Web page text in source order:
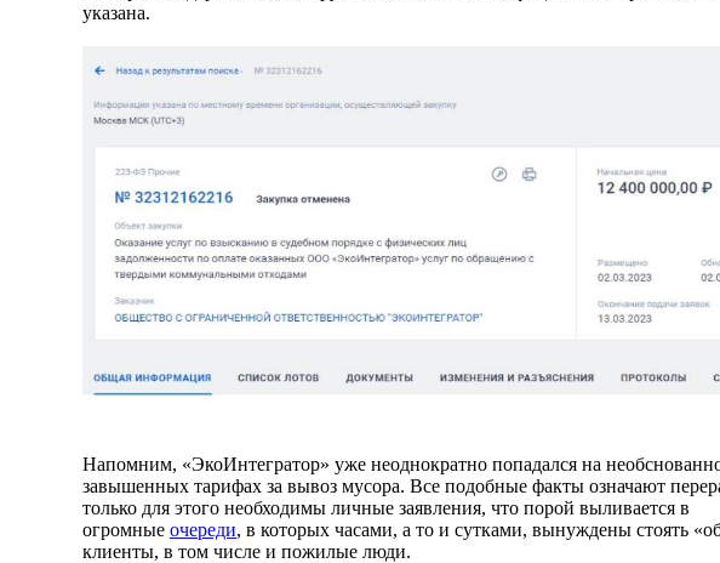
указана.
Напомним, «ЭкоИнтегратор» уже неоднократно попадался на
завышенных тарифах за вывоз мусора. Все подобные факты означают
только для этого необходимы личные заявления, что порой выливается в
огромные очереди, в которых часами, а то и сутками, вынуждены стоять
клиенты, в том числе и пожилые люди.